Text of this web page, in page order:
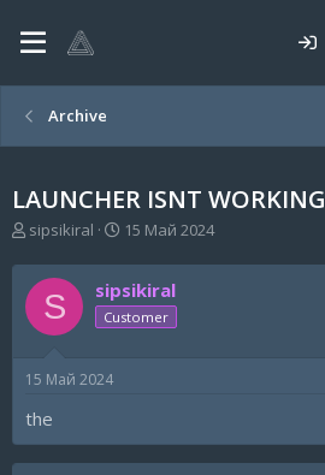
Archive
LAUNCHER ISNT WORKING
А
т
о
р
т
м
sipsikiral
Д
т
а
н
15 Май 2024
S sipsikiral
Customer
15 Май 2024
the